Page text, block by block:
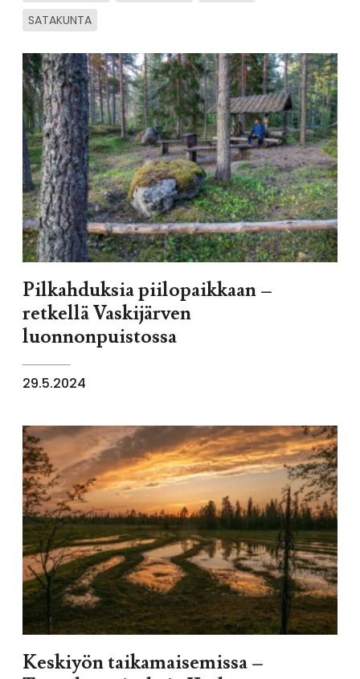
SATAKUNTA
Pilkahduksia piilopaikkaan –
retkellä Vaskijärven
luonnonpuistossa
29.5.2024
Keskiyön taikamaisemissa –